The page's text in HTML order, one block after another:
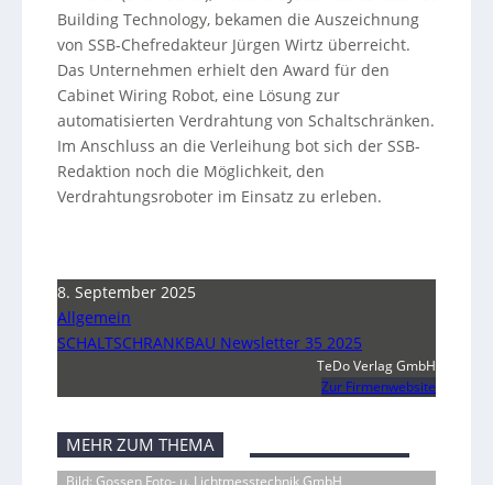
Building Technology, bekamen die Auszeichnung
von SSB-Chefredakteur Jürgen Wirtz überreicht.
Das Unternehmen erhielt den Award für den
Cabinet Wiring Robot, eine Lösung zur
automatisierten Verdrahtung von Schaltschränken.
Im Anschluss an die Verleihung bot sich der SSB-
Redaktion noch die Möglichkeit, den
Verdrahtungsroboter im Einsatz zu erleben.
8. September 2025
Allgemein
SCHALTSCHRANKBAU Newsletter 35 2025
TeDo Verlag GmbH
Zur Firmenwebsite
MEHR ZUM THEMA